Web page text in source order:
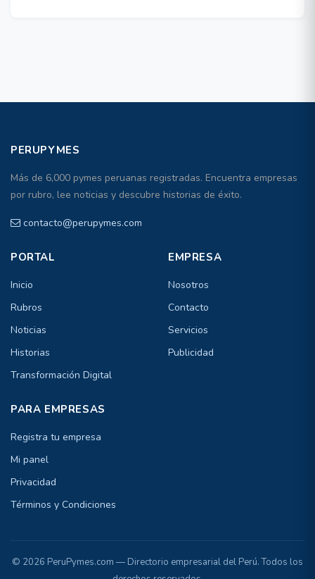
PERUPYMES
Más de 6,000 pymes peruanas registradas. Encuentra empresas
por rubro, lee noticias y descubre historias de éxito.
contacto@perupymes.com
PORTAL
Inicio
Rubros
Noticias
Historias
Transformación Digital
EMPRESA
Nosotros
Contacto
Servicios
Publicidad
PARA EMPRESAS
Registra tu empresa
Mi panel
Privacidad
Términos y Condiciones
© 2026 PeruPymes.com — Directorio empresarial del Perú. Todos los